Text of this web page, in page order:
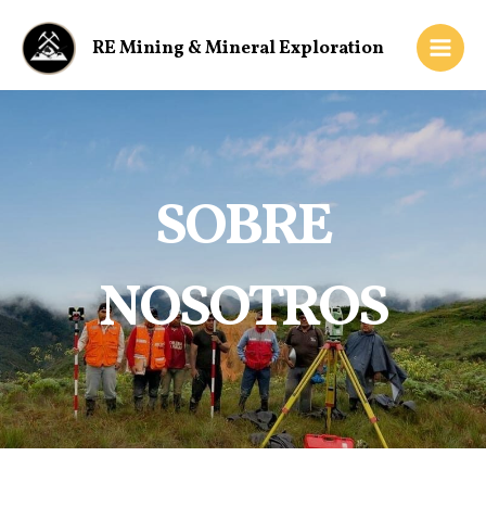
contenido
RE Mining & Mineral Exploration
Main
SOBRE
NOSOTROS